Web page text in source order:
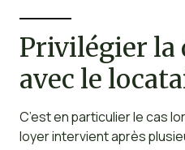
Privilégier la
avec le
C’est en particulier le cas
loyer intervient après